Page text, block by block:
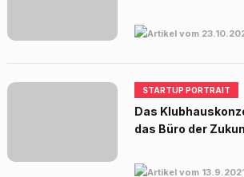
STARTUP PORTRAIT
Das
das Büro der